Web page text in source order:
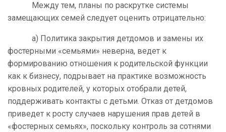
Между тем, планы по раскрутке системы
замещающих семей следует оценить отрицательно:
а) Политика закрытия детдомов и замены их
фостерными «семьями» неверна, ведет к
формированию отношения к родительской функции
как к бизнесу, подрывает на практике возможность
кровных родителей, у которых отобрали детей,
поддерживать контакты с детьми. Отказ от детдомов
приведет к росту случаев нарушения прав детей в
«фостерных семьях», поскольку контроль за сотнями